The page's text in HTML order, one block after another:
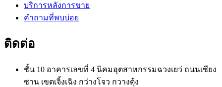
บริการหลังการขาย
คำถามที่พบบ่อย
ติดต่อ
ชั้น 10 อาคารเลขที่ 4 นิคมอุตสาหกรรมฉวงเยว่ ถนนเซียง
ซาน เขตเจิ้งเฉิง กว่างโจว กวางตุ้ง